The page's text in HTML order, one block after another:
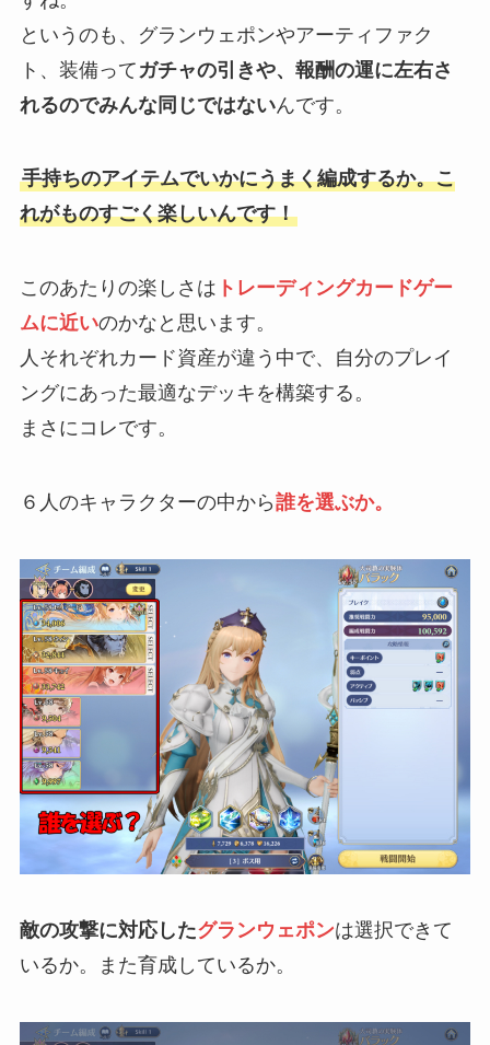
というのも、グランウェポンやアーティファク
ト、装備って ガチャの引きや、報酬の運に左右さ
れるのでみんな同じではないんです。
手持ちのアイテムでいかにうまく編成するか。こ
れがものすごく楽しいんです！
このあたりの楽しさは トレーディングカードゲー
ムに近いのかなと思います。
人それぞれカード資産が違う中で、自分のプレイ
ングにあった最適なデッキを構築する。
まさにコレです。
６人のキャラクターの中から誰を選ぶか。
敵の攻撃に対応したグランウェポンは選択できて
いるか。また育成しているか。